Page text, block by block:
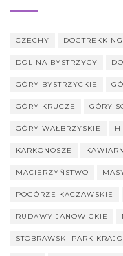
CZECHY DOGTREKKING
DOLINA BYSTRZYCY
GÓRY BYSTRZYCKIE
GÓRY KRUCZE GÓRY
GÓRY WAŁBRZYSKIE
KARKONOSZE
MACIERZYŃSTWO
POGÓRZE KACZAWSKIE
RUDAWY JANOWICKIE
STOBRAWSKI PARK